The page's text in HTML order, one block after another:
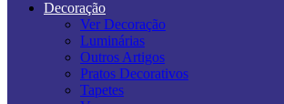
Decoração
Ver Decoração
Luminárias
Outros Artigos
Pratos Decorativos
Tapetes